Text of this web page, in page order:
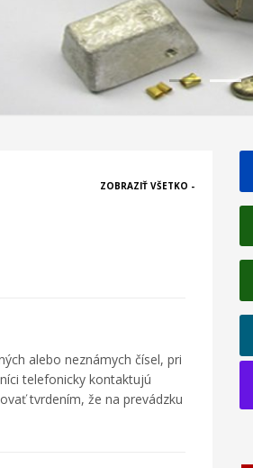
1
ZOBRAZIŤ VŠETKO -
alebo neznámych čísel, pri
telefonicky kontaktujú
tvrdením, že na prevádzku